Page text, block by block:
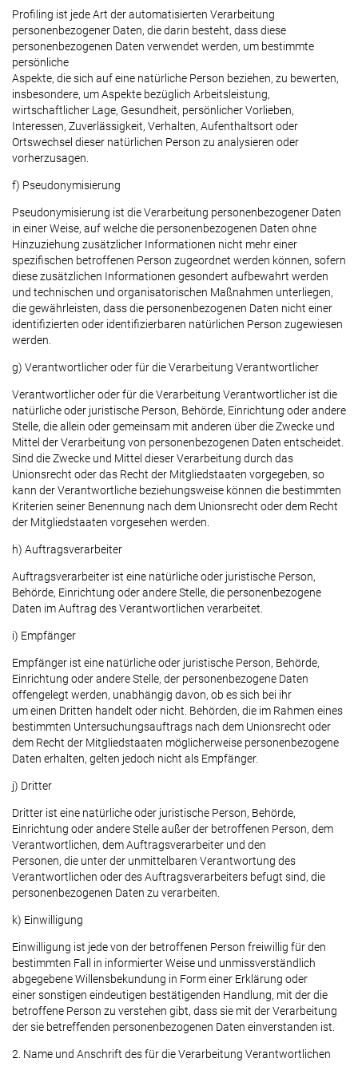
Profiling ist jede Art der automatisierten Verarbeitung
personenbezogener Daten, die darin besteht, dass diese
personenbezogenen Daten verwendet werden, um bestimmte
persönliche
Aspekte, die sich auf eine natürliche Person beziehen, zu bewerten,
insbesondere, um Aspekte bezüglich Arbeitsleistung,
wirtschaftlicher Lage, Gesundheit, persönlicher Vorlieben,
Interessen, Zuverlässigkeit, Verhalten, Aufenthaltsort oder
Ortswechsel dieser natürlichen Person zu analysieren oder
vorherzusagen.
f) Pseudonymisierung
Pseudonymisierung ist die Verarbeitung personenbezogener Daten
in einer Weise, auf welche die personenbezogenen Daten ohne
Hinzuziehung zusätzlicher Informationen nicht mehr einer
spezifischen betroffenen Person zugeordnet werden können, sofern
diese zusätzlichen Informationen gesondert aufbewahrt werden
und technischen und organisatorischen Maßnahmen unterliegen,
die gewährleisten, dass die personenbezogenen Daten nicht einer
identifizierten oder identifizierbaren natürlichen Person zugewiesen
werden.
g) Verantwortlicher oder für die Verarbeitung Verantwortlicher
Verantwortlicher oder für die Verarbeitung Verantwortlicher ist die
natürliche oder juristische Person, Behörde, Einrichtung oder andere
Stelle, die allein oder gemeinsam mit anderen über die Zwecke und
Mittel der Verarbeitung von personenbezogenen Daten entscheidet.
Sind die Zwecke und Mittel dieser Verarbeitung durch das
Unionsrecht oder das Recht der Mitgliedstaaten vorgegeben, so
kann der Verantwortliche beziehungsweise können die bestimmten
Kriterien seiner Benennung nach dem Unionsrecht oder dem Recht
der Mitgliedstaaten vorgesehen werden.
h) Auftragsverarbeiter
Auftragsverarbeiter ist eine natürliche oder juristische Person,
Behörde, Einrichtung oder andere Stelle, die personenbezogene
Daten im Auftrag des Verantwortlichen verarbeitet.
i) Empfänger
Empfänger ist eine natürliche oder juristische Person, Behörde,
Einrichtung oder andere Stelle, der personenbezogene Daten
offengelegt werden, unabhängig davon, ob es sich bei ihr
um einen Dritten handelt oder nicht. Behörden, die im Rahmen eines
bestimmten Untersuchungsauftrags nach dem Unionsrecht oder
dem Recht der Mitgliedstaaten möglicherweise personenbezogene
Daten erhalten, gelten jedoch nicht als Empfänger.
j) Dritter
Dritter ist eine natürliche oder juristische Person, Behörde,
Einrichtung oder andere Stelle außer der betroffenen Person, dem
Verantwortlichen, dem Auftragsverarbeiter und den
Personen, die unter der unmittelbaren Verantwortung des
Verantwortlichen oder des Auftragsverarbeiters befugt sind, die
personenbezogenen Daten zu verarbeiten.
k) Einwilligung
Einwilligung ist jede von der betroffenen Person freiwillig für den
bestimmten Fall in informierter Weise und unmissverständlich
abgegebene Willensbekundung in Form einer Erklärung oder
einer sonstigen eindeutigen bestätigenden Handlung, mit der die
betroffene Person zu verstehen gibt, dass sie mit der Verarbeitung
der sie betreffenden personenbezogenen Daten einverstanden ist.
2. Name und Anschrift des für die Verarbeitung Verantwortlichen